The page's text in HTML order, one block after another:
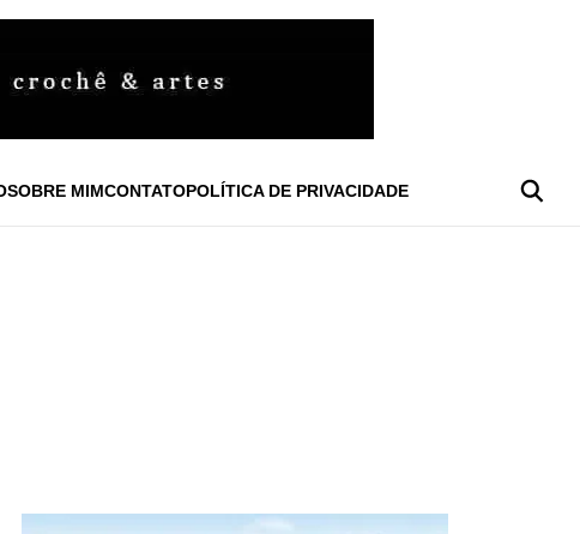
SOBRE MIMCONTATOPOLÍTICA DE PRIVACIDADE